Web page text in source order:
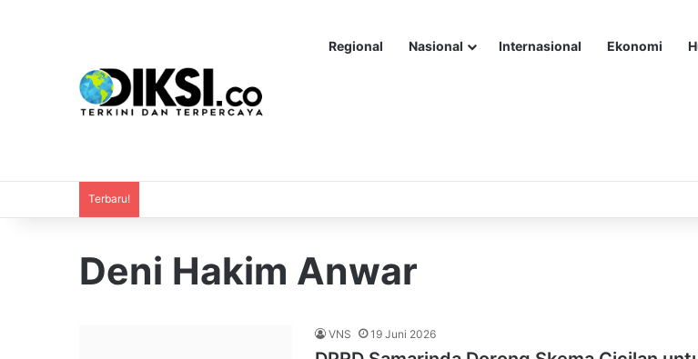
Regional Nasional Internasional Ekonomi
Terbaru!
Deni Hakim Anwar
VNS 19 Juni 2026